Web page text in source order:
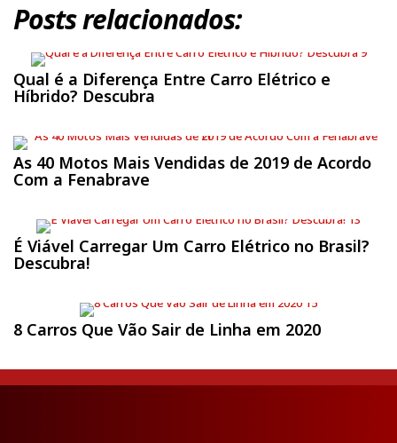
Posts relacionados:
Qual é a Diferença Entre Carro Elétrico e
Híbrido? Descubra
As 40 Motos Mais Vendidas de 2019 de Acordo
Com a Fenabrave
É Viável Carregar Um Carro Elétrico no Brasil?
Descubra!
8 Carros Que Vão Sair de Linha em 2020